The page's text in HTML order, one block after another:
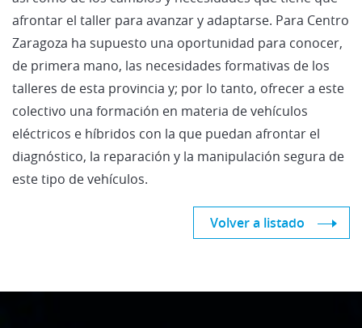
afrontar el taller para avanzar y adaptarse. Para Centro
Zaragoza ha supuesto una oportunidad para conocer,
de primera mano, las necesidades formativas de los
talleres de esta provincia y; por lo tanto, ofrecer a este
colectivo una formación en materia de vehículos
eléctricos e híbridos con la que puedan afrontar el
diagnóstico, la reparación y la manipulación segura de
este tipo de vehículos.
Volver a listado